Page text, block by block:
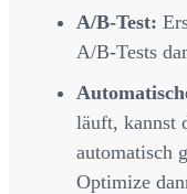
A/B-Test:
A/B-Tests
läuft, kannst
automatisch
Optimize